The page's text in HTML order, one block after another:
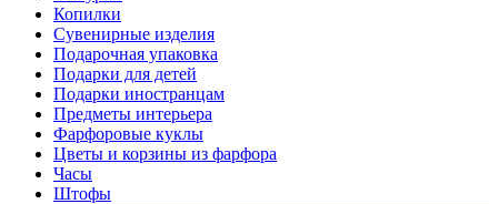
Копилки
Сувенирные изделия
Подарочная упаковка
Подарки для детей
Подарки иностранцам
Предметы интерьера
Фарфоровые куклы
Цветы и корзины из фарфора
Часы
Штофы